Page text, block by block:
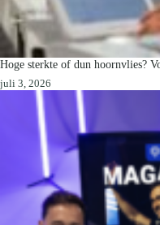
Hoge sterkte of dun hoornvlies?
juli 3, 2026